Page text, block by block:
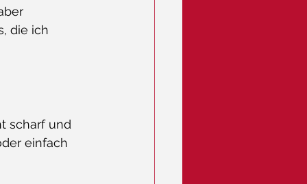
die ich
scharf und
einfach